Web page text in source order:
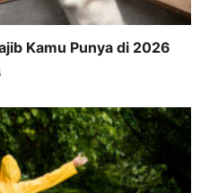
Kamu Punya di 2026